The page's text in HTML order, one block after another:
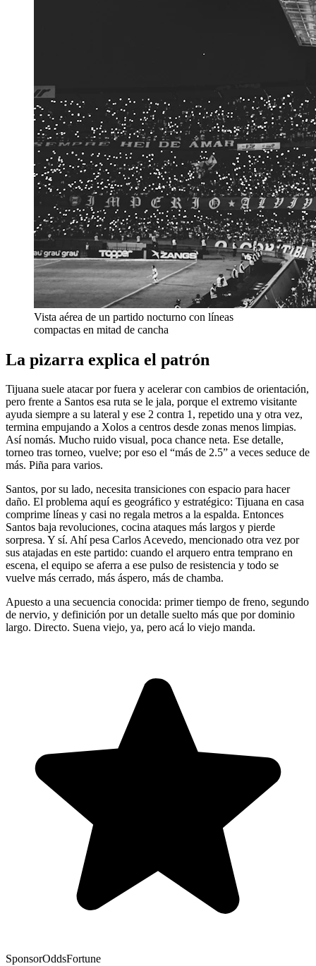
Vista aérea de un partido nocturno con líneas
compactas en mitad de cancha
La pizarra explica el patrón
Tijuana suele atacar por fuera y acelerar con cambios de orientación,
pero frente a Santos esa ruta se le jala, porque el extremo visitante
ayuda siempre a su lateral y ese 2 contra 1, repetido una y otra vez,
termina empujando a Xolos a centros desde zonas menos limpias.
Así nomás. Mucho ruido visual, poca chance neta. Ese detalle,
torneo tras torneo, vuelve; por eso el “más de 2.5” a veces seduce de
más. Piña para varios.
Santos, por su lado, necesita transiciones con espacio para hacer
daño. El problema aquí es geográfico y estratégico: Tijuana en casa
comprime líneas y casi no regala metros a la espalda. Entonces
Santos baja revoluciones, cocina ataques más largos y pierde
sorpresa. Y sí. Ahí pesa Carlos Acevedo, mencionado otra vez por
sus atajadas en este partido: cuando el arquero entra temprano en
escena, el equipo se aferra a ese pulso de resistencia y todo se
vuelve más cerrado, más áspero, más de chamba.
Apuesto a una secuencia conocida: primer tiempo de freno, segundo
de nervio, y definición por un detalle suelto más que por dominio
largo. Directo. Suena viejo, ya, pero acá lo viejo manda.
SponsorOddsFortune